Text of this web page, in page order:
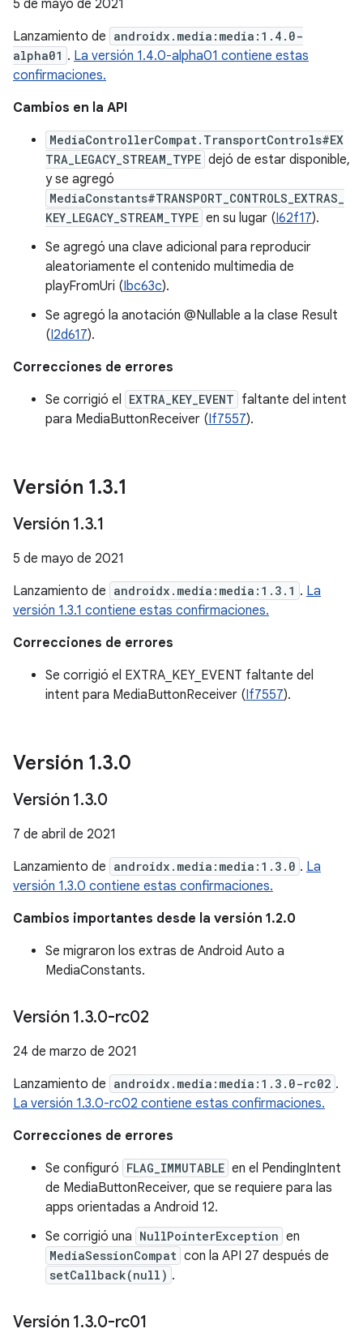
5 de mayo de 2021
Lanzamiento de androidx.media:media:1.4.0-
alpha01 . La versión 1.4.0-alpha01 contiene estas
confirmaciones.
Cambios en la API
MediaControllerCompat.TransportControls#EX
TRA_LEGACY_STREAM_TYPE dejó de estar disponible,
y se agregó
MediaConstants#TRANSPORT_CONTROLS_EXTRAS_
KEY_LEGACY_STREAM_TYPE en su lugar (I62f17).
Se agregó una clave adicional para reproducir
aleatoriamente el contenido multimedia de
playFromUri (Ibc63c).
Se agregó la anotación @Nullable a la clase Result
(I2d617).
Correcciones de errores
Se corrigió el EXTRA_KEY_EVENT faltante del intent
para MediaButtonReceiver (If7557).
Versión 1.3.1
Versión 1.3.1
5 de mayo de 2021
Lanzamiento de androidx.media:media:1.3.1 . La
versión 1.3.1 contiene estas confirmaciones.
Correcciones de errores
Se corrigió el EXTRA_KEY_EVENT faltante del
intent para MediaButtonReceiver (If7557).
Versión 1.3.0
Versión 1.3.0
7 de abril de 2021
Lanzamiento de androidx.media:media:1.3.0 . La
versión 1.3.0 contiene estas confirmaciones.
Cambios importantes desde la versión 1.2.0
Se migraron los extras de Android Auto a
MediaConstants.
Versión 1.3.0-rc02
24 de marzo de 2021
Lanzamiento de androidx.media:media:1.3.0-rc02 .
La versión 1.3.0-rc02 contiene estas confirmaciones.
Correcciones de errores
Se configuró FLAG_IMMUTABLE en el PendingIntent
de MediaButtonReceiver, que se requiere para las
apps orientadas a Android 12.
Se corrigió una NullPointerException en
MediaSessionCompat con la API 27 después de
setCallback(null) .
Versión 1.3.0-rc01